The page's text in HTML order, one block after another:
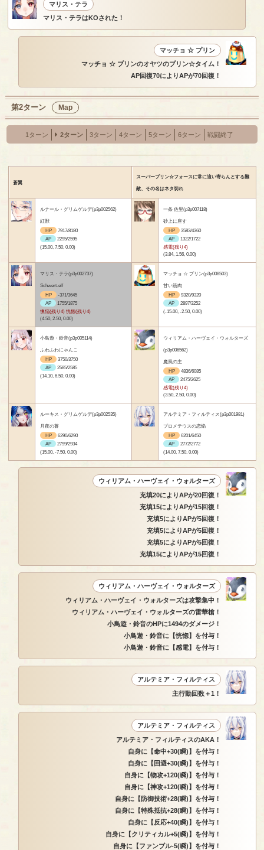
マリス・テラ
マリス・テラはKOされた！
マッチョ ☆ プリン
マッチョ ☆ プリンのオヤツのプリン☆タイム！
AP回復70によりAPが70回復！
第2ターン Map
1ターン 2ターン 3ターン 4ターン 5ターン 6ターン 戦闘終了
蒼翼
スーパープリン☆フォースに常に這い寄らんとする難
敵、その名はネタ切れ
ルナール・グリムゲルデ(p3p002562)
紅獣
HP
7917/8180
AP
2295/2595
(15.00, 7.50, 0.00)
一条 佐里(p3p007118)
砂上に座す
HP
3583/4360
AP
1322/1722
感電(残り4)
(3.84, 1.56, 0.00)
マリス・テラ(p3p002737)
Schwert-elf
HP
-371/3645
AP
1755/1875
懊悩(残り4) 恍惚(残り4)
(4.50, 2.50, 0.00)
マッチョ ☆ プリン(p3p008503)
甘い筋肉
HP
9320/9320
AP
2897/3252
(-15.00, -2.50, 0.00)
小鳥遊・鈴音(p3p005114)
ふわふわにゃんこ
HP
3750/3750
AP
2585/2585
(14.10, 6.50, 0.00)
ウィリアム・ハーヴェイ・ウォルターズ
(p3p006562)
魔風の主
HP
4836/6085
AP
2475/2625
感電(残り4)
(3.50, 2.50, 0.00)
ルーキス・グリムゲルデ(p3p002535)
月夜の蒼
HP
6290/6290
AP
2799/2934
(15.00, -7.50, 0.00)
アルテミア・フィルティス(p3p001981)
プロメテウスの恋焔
HP
6201/6450
AP
2772/2772
(14.00, 7.50, 0.00)
ウィリアム・ハーヴェイ・ウォルターズ
充填20によりAPが20回復！
充填15によりAPが15回復！
充填5によりAPが5回復！
充填5によりAPが5回復！
充填5によりAPが5回復！
充填15によりAPが15回復！
ウィリアム・ハーヴェイ・ウォルターズ
ウィリアム・ハーヴェイ・ウォルターズは攻撃集中！
ウィリアム・ハーヴェイ・ウォルターズの雷華槍！
小鳥遊・鈴音のHPに1494のダメージ！
小鳥遊・鈴音に【恍惚】を付与！
小鳥遊・鈴音に【感電】を付与！
アルテミア・フィルティス
主行動回数＋1！
アルテミア・フィルティス
アルテミア・フィルティスのAKA！
自身に【命中+30(瞬)】を付与！
自身に【回避+30(瞬)】を付与！
自身に【物攻+120(瞬)】を付与！
自身に【神攻+120(瞬)】を付与！
自身に【防御技術+28(瞬)】を付与！
自身に【特殊抵抗+28(瞬)】を付与！
自身に【反応+40(瞬)】を付与！
自身に【クリティカル+5(瞬)】を付与！
自身に【ファンブル-5(瞬)】を付与！